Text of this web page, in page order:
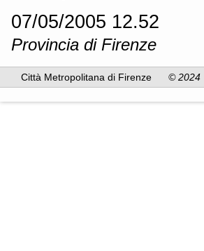
07/05/2005 12.52
Provincia di Firenze
Città Metropolitana di Firenze © 2024